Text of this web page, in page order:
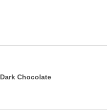
Dark Chocolate